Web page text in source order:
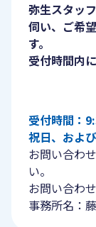
弥生スタッ
伺い、ご希
す。
受付時間内
受付時間：
祝日、およ
お問い合わ
い。
お問い合わ
事務所名：